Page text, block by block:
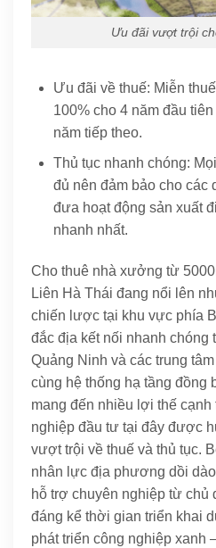
Ưu đãi vượt trội
Ưu đãi về thuế: Miễn
100% cho 4 năm đầu
năm tiếp theo.
Thủ tục nhanh chóng:
đủ nên đảm bảo cho các
đưa hoạt động sản xuất
nhanh nhất.
Cho thuê nhà xưởng từ
Liên Hà Thái đang nổi lên
chiến lược tại khu vực phía
đắc địa kết nối nhanh chóng
Quảng Ninh và các trung
cùng hệ thống hạ tầng đồng
mang đến nhiều lợi thế cạnh
nghiệp đầu tư tại đây được
vượt trội về thuế và thủ tục.
nhân lực địa phương dồi
hỗ trợ chuyên nghiệp từ chủ
đáng kể thời gian triển khai
phát triển công nghiệp xanh